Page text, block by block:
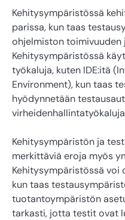
Kehitysympäristössä
parissa, kun taas
ohjelmiston toimivuuden
Kehitysympäristössä
työkaluja, kuten IDE:itä
Environment), kun taas
hyödynnetään
Kehitysympäristön ja
merkittäviä eroja myös
Kehitysympäristössä voi
kun taas
tuotantoympäristön
tarkasti, jotta testit ovat